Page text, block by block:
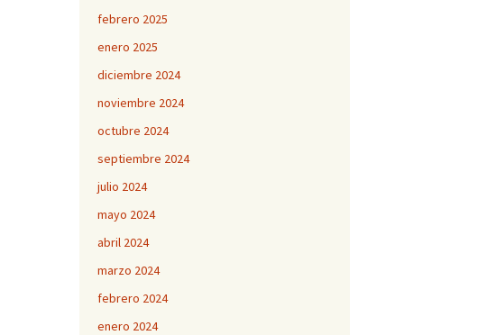
febrero 2025
enero 2025
diciembre 2024
noviembre 2024
octubre 2024
septiembre 2024
julio 2024
mayo 2024
abril 2024
marzo 2024
febrero 2024
enero 2024